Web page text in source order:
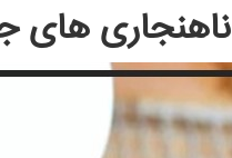
ناهنجاری های